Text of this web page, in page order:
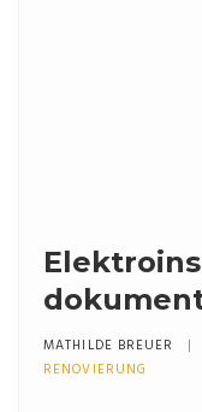
Sie
Fotos
MATHILDE BREUER
RENOVIERUNG